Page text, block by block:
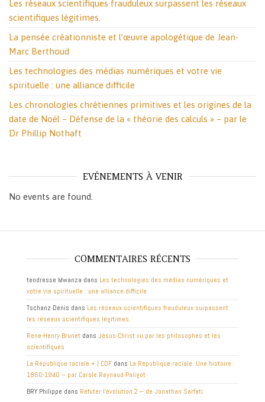
Les réseaux scientifiques frauduleux surpassent les réseaux
scientifiques légitimes.
La pensée créationniste et l’œuvre apologétique de Jean-
Marc Berthoud
Les technologies des médias numériques et votre vie
spirituelle : une alliance difficile
Les chronologies chrétiennes primitives et les origines de la
date de Noël – Défense de la « théorie des calculs » – par le
Dr Phillip Nothaft
EVÉNEMENTS À VENIR
No events are found.
COMMENTAIRES RÉCENTS
tendresse Mwanza dans Les technologies des médias numériques et
votre vie spirituelle : une alliance difficile
Tschanz Denis dans Les réseaux scientifiques frauduleux surpassent
les réseaux scientifiques légitimes.
Rene-Henry Brunet dans Jésus-Christ vu par les philosophes et les
scientifiques
La République raciale + | CDF dans La République raciale. Une histoire.
1860-1940 – par Carole Reynaud-Paligot
BRY Philippe dans Réfuter l’évolution 2 – de Jonathan Sarfati